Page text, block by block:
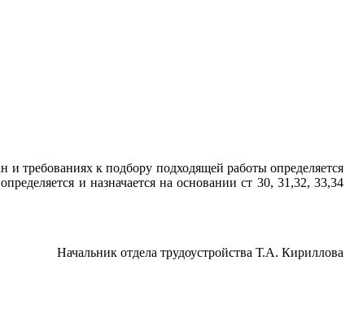
требованиях к подбору подходящей работы определяется
и назначается на основании ст 30, 31,32, 33,34
Начальник отдела трудоустройства Т.А. Кириллова